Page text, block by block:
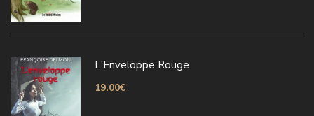
L'Enveloppe Rouge
19.00€